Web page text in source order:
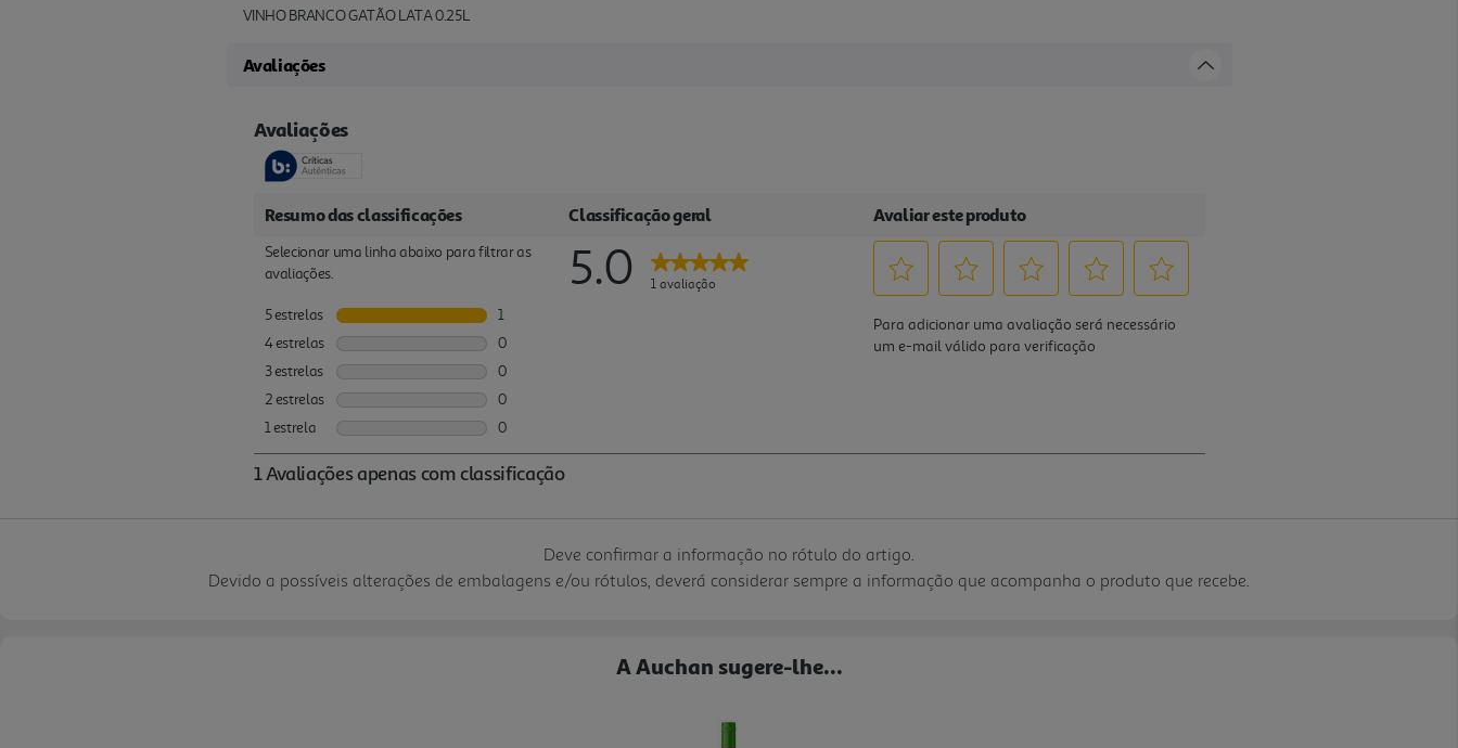
VINHO BRANCO GATÃO LATA 0.25L
Avaliações
Deve confirmar a informação no rótulo do artigo.
Devido a possíveis alterações de embalagens e/ou rótulos, deverá considerar sempre a informação que acompanha o produto que recebe.
A Auchan sugere-lhe...